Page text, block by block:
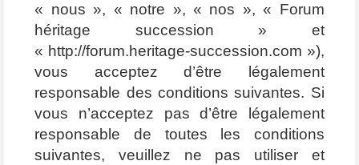
« nous », « notre », « nos », « Forum
héritage succession » et
« http://forum.heritage-succession.com »),
vous acceptez d’être légalement
responsable des conditions suivantes. Si
vous n’acceptez pas d’être légalement
responsable de toutes les conditions
suivantes, veuillez ne pas utiliser et